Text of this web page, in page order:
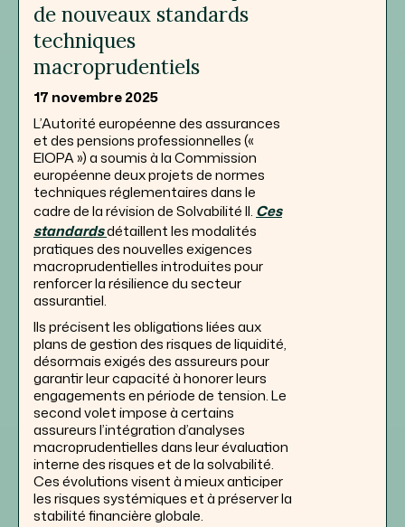
de nouveaux standards
techniques
macroprudentiels
17 novembre 2025
L’Autorité européenne des assurances
et des pensions professionnelles («
EIOPA ») a soumis à la Commission
européenne deux projets de normes
techniques réglementaires dans le
cadre de la révision de Solvabilité II. Ces
standardsdétaillent les modalités
pratiques des nouvelles exigences
macroprudentielles introduites pour
renforcer la résilience du secteur
assurantiel.
Ils précisent les obligations liées aux
plans de gestion des risques de liquidité,
désormais exigés des assureurs pour
garantir leur capacité à honorer leurs
engagements en période de tension. Le
second volet impose à certains
assureurs l’intégration d’analyses
macroprudentielles dans leur évaluation
interne des risques et de la solvabilité.
Ces évolutions visent à mieux anticiper
les risques systémiques et à préserver la
stabilité financière globale.